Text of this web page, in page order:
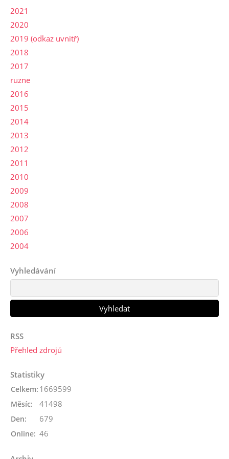
2021
2020
2019 (odkaz uvnitř)
2018
2017
ruzne
2016
2015
2014
2013
2012
2011
2010
2009
2008
2007
2006
2004
Vyhledávání
RSS
Přehled zdrojů
Statistiky
Online: 46
Celkem: 1669599
Měsíc: 41498
Den: 679